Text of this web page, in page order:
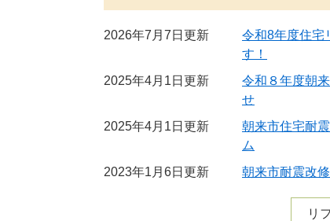
2026年7月7日更新
令和8年度住宅
す！
2025年4月1日更新
令和８年度朝
せ
2025年4月1日更新
朝来市住宅耐
ム
2023年1月6日更新
朝来市耐震改
リ